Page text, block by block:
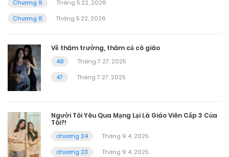
Chương 9
Tháng 5 22, 2026
Chương 8
Tháng 5 22, 2026
Về thăm trường, thăm cả cô giáo
48
Tháng 7 27, 2025
47
Tháng 7 27, 2025
Người Tôi Yêu Qua Mạng Lại Là Giáo Viên Cấp 3 Của
Tôi?!
chương 24
Tháng 9 4, 2025
chương 23
Tháng 9 4, 2025